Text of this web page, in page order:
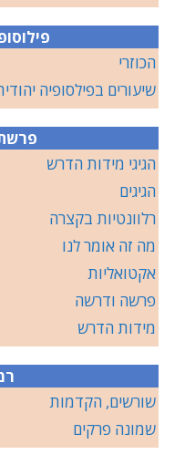
הכוזרי
שיעורים בפילסופיה
הגיגי מידות הדרש
הגיגים
רלוונטיות בקצרה
מה זה אומר לנו
אקטואליות
פרשה ודרשה
מידות הדרש
שורשים, הקדמות
שמונה פרקים